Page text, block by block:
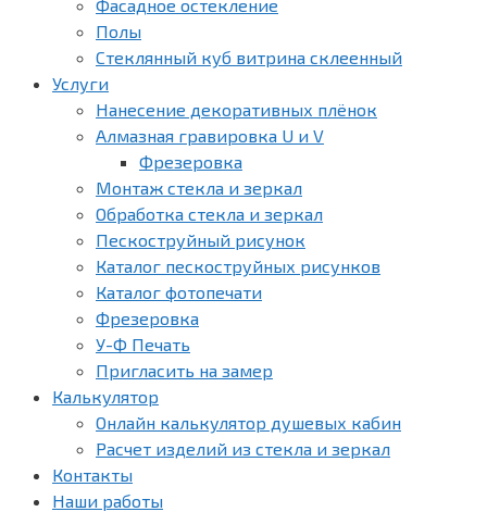
Фасадное остекление
Полы
Стеклянный куб витрина склеенный
Услуги
Нанесение декоративных плёнок
Алмазная гравировка U и V
Фрезеровка
Монтаж стекла и зеркал
Обработка стекла и зеркал
Пескоструйный рисунок
Каталог пескоструйных рисунков
Каталог фотопечати
Фрезеровка
У-Ф Печать
Пригласить на замер
Калькулятор
Онлайн калькулятор душевых кабин
Расчет изделий из стекла и зеркал
Контакты
Наши работы